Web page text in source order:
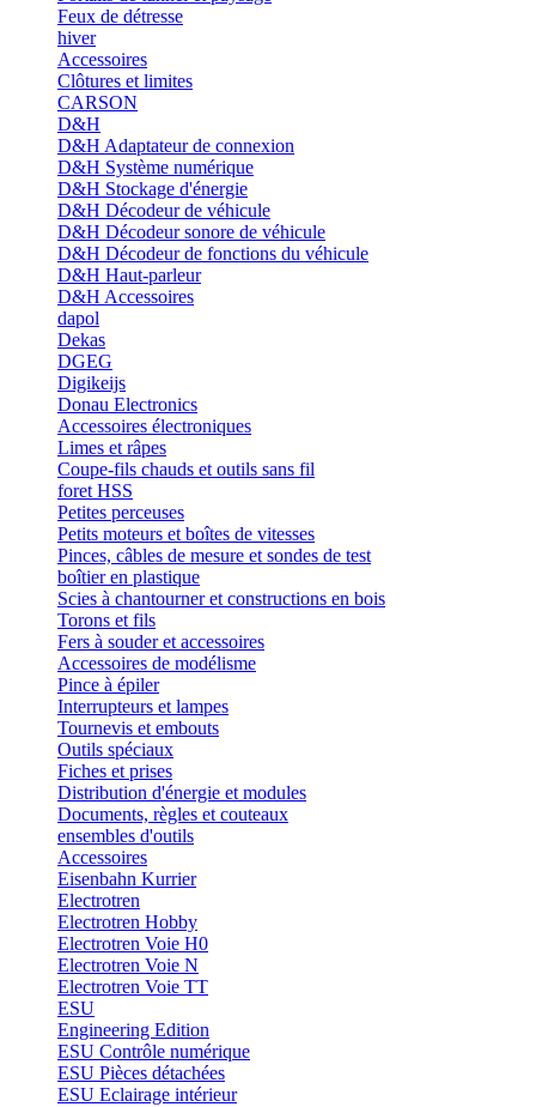
Feux de détresse
hiver
Accessoires
Clôtures et limites
CARSON
D&H
D&H Adaptateur de connexion
D&H Système numérique
D&H Stockage d'énergie
D&H Décodeur de véhicule
D&H Décodeur sonore de véhicule
D&H Décodeur de fonctions du véhicule
D&H Haut-parleur
D&H Accessoires
dapol
Dekas
DGEG
Digikeijs
Donau Electronics
Accessoires électroniques
Limes et râpes
Coupe-fils chauds et outils sans fil
foret HSS
Petites perceuses
Petits moteurs et boîtes de vitesses
Pinces, câbles de mesure et sondes de test
boîtier en plastique
Scies à chantourner et constructions en bois
Torons et fils
Fers à souder et accessoires
Accessoires de modélisme
Pince à épiler
Interrupteurs et lampes
Tournevis et embouts
Outils spéciaux
Fiches et prises
Distribution d'énergie et modules
Documents, règles et couteaux
ensembles d'outils
Accessoires
Eisenbahn Kurrier
Electrotren
Electrotren Hobby
Electrotren Voie H0
Electrotren Voie N
Electrotren Voie TT
ESU
Engineering Edition
ESU Contrôle numérique
ESU Pièces détachées
ESU Eclairage intérieur